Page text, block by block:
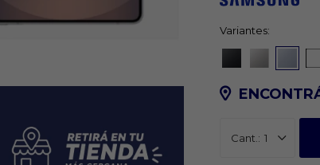
Variantes:
1